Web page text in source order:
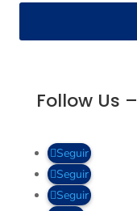
Follow Us –
Seguir
Seguir
Seguir